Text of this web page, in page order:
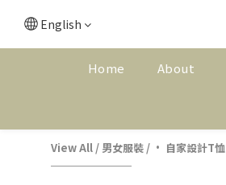
English
Home About
View All / 男女服裝 / · 自家設計T恤